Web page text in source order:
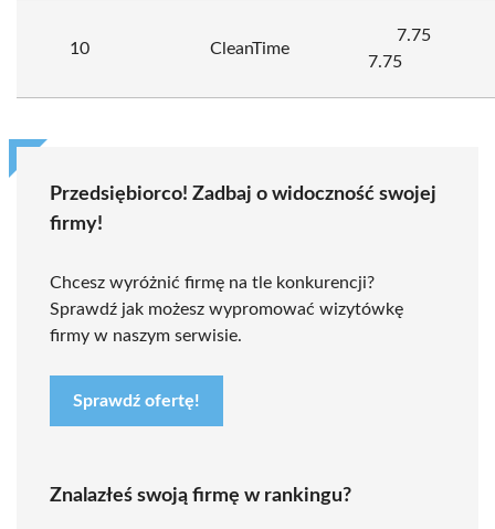
10 CleanTime
7.75
7.75
Przedsiębiorco! Zadbaj o widoczność swojej
firmy!
Chcesz wyróżnić firmę na tle konkurencji?
Sprawdź jak możesz wypromować wizytówkę
firmy w naszym serwisie.
Sprawdź ofertę!
Znalazłeś swoją firmę w rankingu?